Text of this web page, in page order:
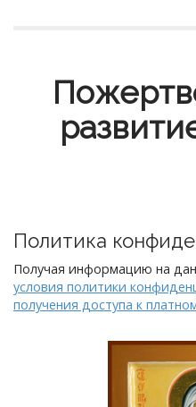
Политика
Получая информацию на
условия политики
получения доступа к